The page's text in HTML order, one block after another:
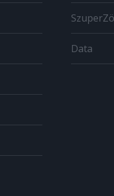
Data